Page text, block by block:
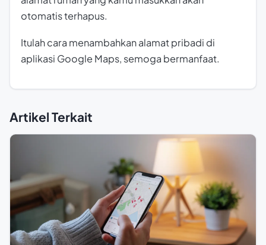
otomatis terhapus.
Itulah cara menambahkan alamat pribadi di
aplikasi Google Maps, semoga bermanfaat.
Artikel Terkait